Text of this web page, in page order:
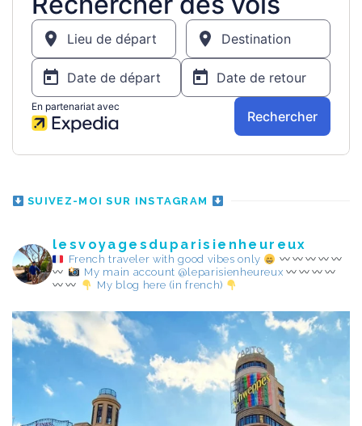
SUIVEZ-MOI SUR INSTAGRAM
lesvoyagesduparisienheureux
French traveler with good vibes only
My main account @leparisienheureux
My blog here (in french)